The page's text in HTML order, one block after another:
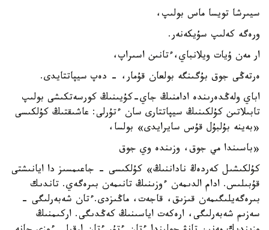
سيىرشا تويسا ماس بولىپ،
ورەگە كەلىپ سۇيكەنەر.
ار مەن ۇيات ويلانباي،ءتانىن اسىراپ،
ەرتەڭى جوق بۇگىنگە بولعان قۇمار، - دەپ سيپاتتايدى.
اباي ولەڭدەرىندە ادامنىڭ جاي-كۇيىنىڭ كورسەتكىشى بولىپ
تابىلاتىن كۇلكىنىڭ سيپاتتارى سان ءتۇرلى: عاشىقتىڭ كۇلكىسى
«بەينە بۇلبۇل قۇس سايرايدى» بولسا،
«باسىندا مي جوق، وزىندە وي جوق
كۇلكىشىل كەردەڭ ناداننىڭ» كۇلكىسى - جاعىمسىز دا ايانىشتى
قۇبىلىس. ادام الدىمەن ءوزىنىڭ تانىمەن بىرەگەي. تاندىك
بىرەگەيلىگىمەن قىزىق، قاجەت، ماڭىزدى.ءتان شەبەرلىگى -
سەزىم شەبەرلىگى، ارەكەت اياسىنىڭ كەڭدىگى. اركىمنىڭ